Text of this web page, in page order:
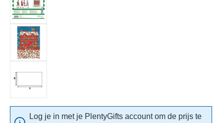
Log je in met je PlentyGifts account om de prijs te